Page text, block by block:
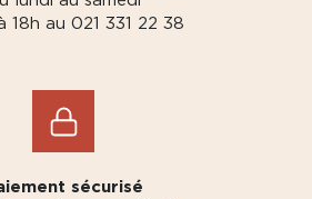
18h au 021 331 22 38
sécurisé